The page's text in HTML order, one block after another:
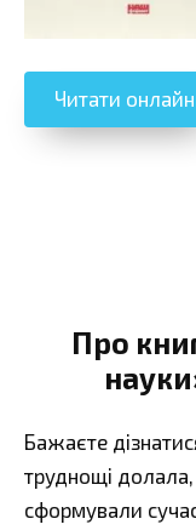
Читати онлайн
Про
Бажаєте
труднощі долала,
сформували